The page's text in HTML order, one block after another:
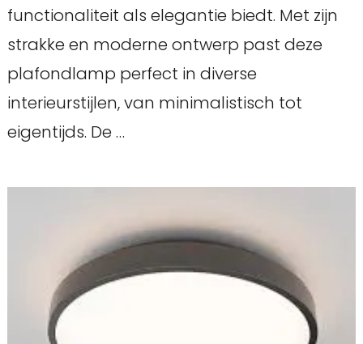
functionaliteit als elegantie biedt. Met zijn
strakke en moderne ontwerp past deze
plafondlamp perfect in diverse
interieurstijlen, van minimalistisch tot
eigentijds. De …